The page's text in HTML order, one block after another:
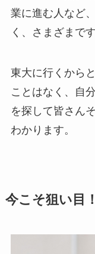
業に進む人など
く、さまざまです
東大に行くから
ことはなく、自
を探して皆さん
わかります。
今こそ狙い目